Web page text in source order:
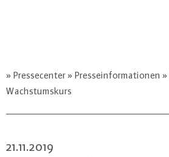
Pressecenter Presseinformationen
Wachstumskurs
21.11.2019